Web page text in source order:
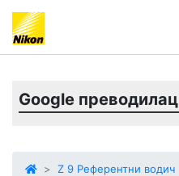
Google преводилац
Z 9 Референтни водич